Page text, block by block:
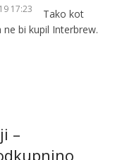
17:23
Tako kot
bi kupil Interbrew.
–